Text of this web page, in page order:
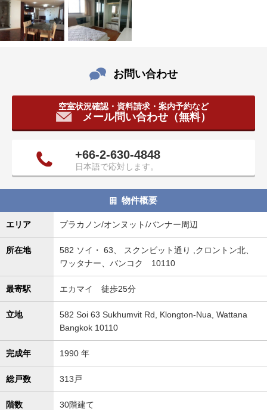
す
。
本
情
移
し
す
お問い合わせ
空室状況確認・資料請求・案内予約など
メール問い合わせ（無料）
+66-2-630-4848
日本語で応対します。
物件概要
エリア プラカノン/オンヌット/バンナー周辺
所在地
582 ソイ・ 63、 スクンビット通り ,クロントン北、
ワッタナー、バンコク 10110
最寄駅 エカマイ 徒歩25分
立地
582 Soi 63 Sukhumvit Rd, Klongton-Nua, Wattana
Bangkok 10110
完成年 1990 年
総戸数 313戸
階数 30階建て